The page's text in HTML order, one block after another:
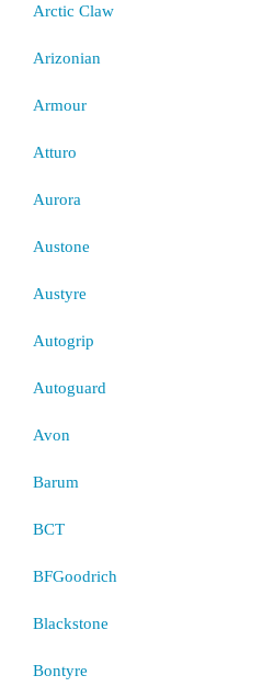
Arctic Claw
Arizonian
Armour
Atturo
Aurora
Austone
Austyre
Autogrip
Autoguard
Avon
Barum
BCT
BFGoodrich
Blackstone
Bontyre